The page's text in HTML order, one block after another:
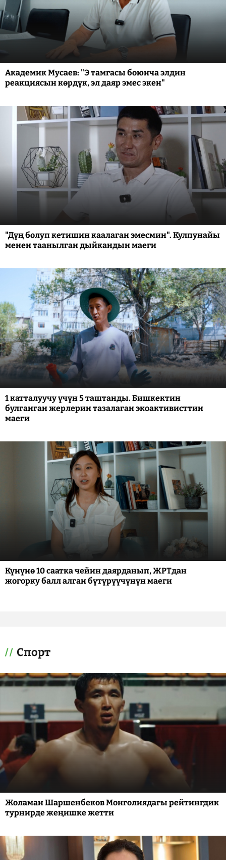
Академик Мусаев: "Э тамгасы боюнча элдин
реакциясын көрдүк, эл даяр эмес экен"
"Дүң болуп кетишин каалаган эмесмин". Кулпунайы
менен таанылган дыйкандын маеги
1 катталуучу үчүн 5 таштанды. Бишкектин
булганган жерлерин тазалаган экоактивисттин
маеги
Күнүнө 10 саатка чейин даярданып, ЖРТдан
жогорку балл алган бүтүрүүчүнүн маеги
Спорт
Жоламан Шаршенбеков Монголиядагы рейтингдик
турнирде жеңишке жетти